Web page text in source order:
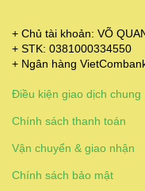
+ Chủ tài khoản: VÕ
+ STK: 0381000334550
+ Ngân hàng
Điều kiện giao dịch chung
Chính sách thanh toán
Vận chuyển & giao nhận
Chính sách bảo mật